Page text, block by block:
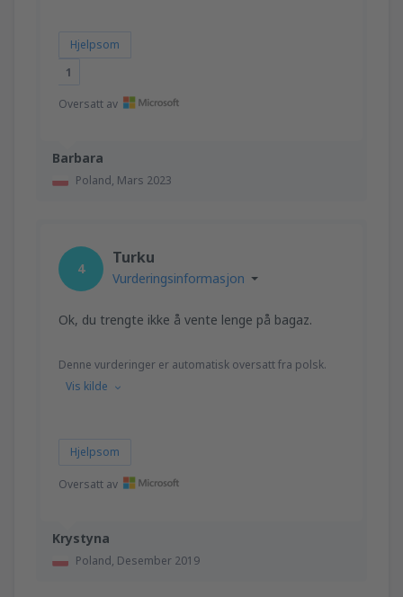
Barbara
Poland, Mars 2023
Hjelpsom
1
Oversatt av
Krystyna
Poland, Desember 2019
4
Turku
Vurderingsinformasjon
Ok, du trengte ikke å vente lenge på bagaz.
Denne vurderinger er automatisk oversatt fra polsk.
Vis kilde
Hjelpsom
Oversatt av